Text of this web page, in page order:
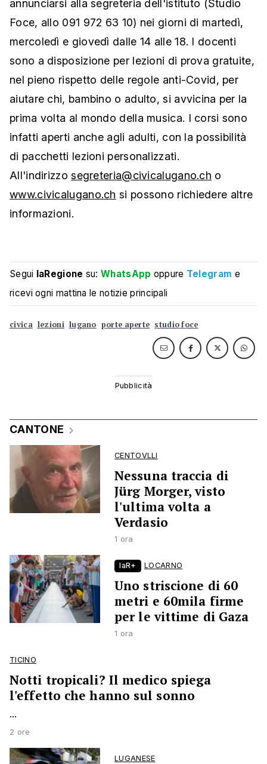
annunciarsi alla segreteria dell'istituto (Studio
Foce, allo 091 972 63 10) nei giorni di martedì,
mercoledì e giovedì dalle 14 alle 18. I docenti
sono a disposizione per lezioni di prova gratuite,
nel pieno rispetto delle regole anti-Covid, per
aiutare chi, bambino o adulto, si avvicina per la
prima volta al mondo della musica. I corsi sono
infatti aperti anche agli adulti, con la possibilità
di pacchetti lezioni personalizzati.
All'indirizzosegreteria@civicalugano.ch o
www.civicalugano.ch si possono richiedere altre
informazioni.
Segui laRegione su:WhatsApp oppure Telegram e
ricevi ogni mattina le notizie principali
civica lezioni lugano porte aperte studio foce
CANTONE
CENTOVLLI
Nessuna traccia di
Jürg Morger, visto
l'ultima volta a
Verdasio
1 ora
laR+ LOCARNO
Uno striscione di 60
metri e 60mila firme
per le vittime di Gaza
1 ora
TICINO
Notti tropicali? Il medico spiega
l'effetto che hanno sul sonno
...
2 ore
LUGANESE